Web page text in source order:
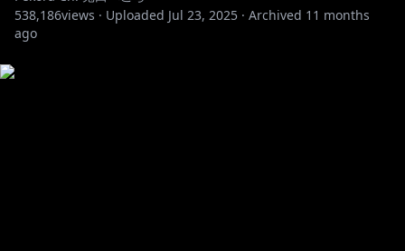
538,186views · Uploaded Jul 23, 2025 · Archived 11 months
ago